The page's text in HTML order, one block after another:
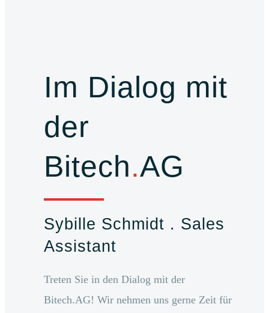
Im Dialog mit
der
Bitech.AG
Sybille Schmidt . Sales
Assistant
Treten Sie in den Dialog mit der
Bitech.AG! Wir nehmen uns gerne Zeit für